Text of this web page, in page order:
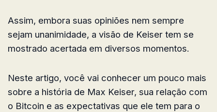
Assim, embora suas opiniões nem sempre
sejam unanimidade, a visão de Keiser tem se
mostrado acertada em diversos momentos.
Neste artigo, você vai conhecer um pouco mais
sobre a história de Max Keiser, sua relação com
o Bitcoin e as expectativas que ele tem para o